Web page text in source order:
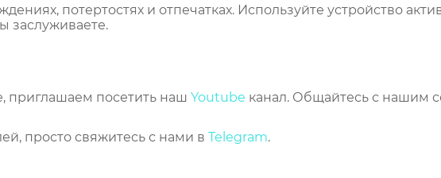
потертостях и отпечатках. Используйте устройство
заслуживаете.
приглашаем посетить наш Youtube канал. Общайтесь с нашим
просто свяжитесь с нами в Telegram.